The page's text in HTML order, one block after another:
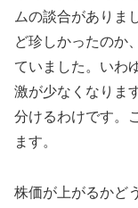
ムの談合がありま
ど珍しかったのか
ていました。いわ
激が少なくなりま
分けるわけです。
ます。
株価が上がるかど